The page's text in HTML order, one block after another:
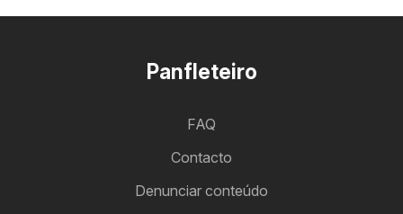
Panfleteiro
FAQ
Contacto
Denunciar conteúdo